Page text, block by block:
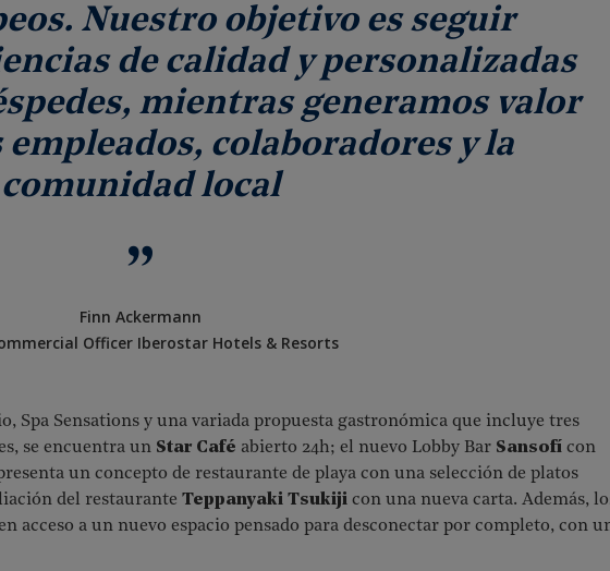
Nuestro objetivo es seguir
de calidad y personalizadas
mientras generamos valor
colaboradores y la
comunidad local
Finn Ackermann
Officer Iberostar Hotels & Resorts
Spa Sensations y una variada propuesta gastronómica que incluye tres
se encuentra un Star Café abierto 24h; el nuevo Lobby Bar Sansofí con
un concepto de restaurante de playa con una selección de platos
del restaurante Teppanyaki Tsukiji con una nueva carta. Además,
acceso a un nuevo espacio pensado para desconectar por completo, con